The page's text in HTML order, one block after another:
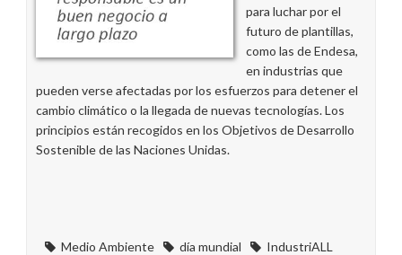
para luchar por el
futuro de plantillas,
como las de Endesa,
en industrias que
pueden verse afectadas por los esfuerzos para detener el
cambio climático o la llegada de nuevas tecnologías. Los
principios están recogidos en los Objetivos de Desarrollo
Sostenible de las Naciones Unidas.
Medio Ambiente día mundial IndustriALL